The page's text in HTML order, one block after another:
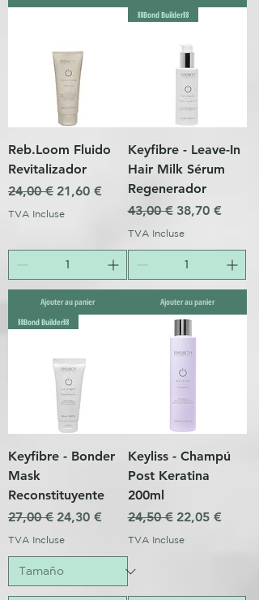
Reb.Loom Fluido
Revitalizador
Prix original
24,00 € Prix promotionnel
21,60 €
TVA Incluse
Ajouter au panier
⛓️Bond Builder⛓️
Keyfibre - Leave-In
Hair Milk Sérum
Regenerador
Prix original
43,00 € Prix
38,70 €
TVA Incluse
Ajouter au panier
⛓️Bond Builder⛓️
Keyfibre - Bonder
Mask
Reconstituyente
Prix original
27,00 € Prix promotionnel
24,30 €
TVA Incluse
Keyliss - Champú
Post Keratina
200ml
Prix original
24,50 € Prix
22,05 €
TVA Incluse